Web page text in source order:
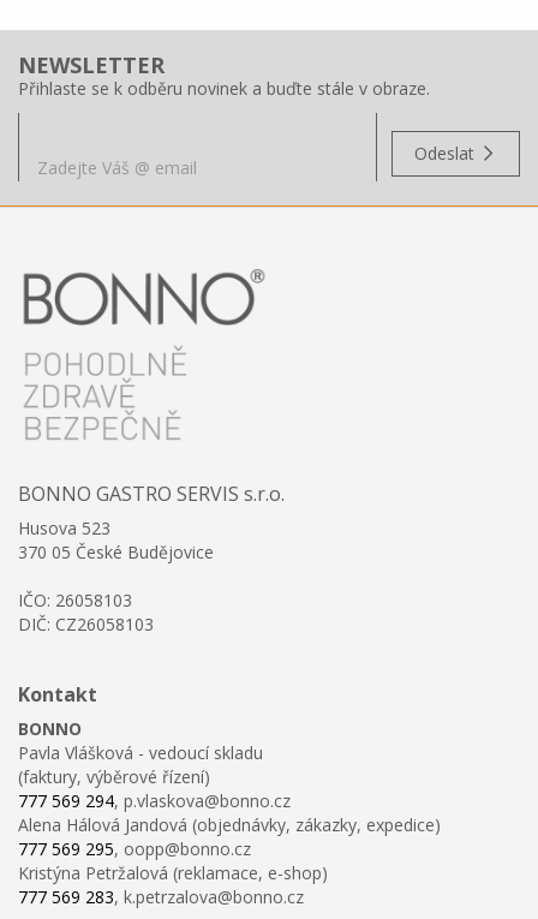
NEWSLETTER
Přihlaste se k odběru novinek a buďte stále v obraze.
Odeslat
BONNO GASTRO SERVIS s.r.o.
Husova 523
370 05 České Budějovice
IČO: 26058103
DIČ: CZ26058103
Kontakt
BONNO
Pavla Vlášková - vedoucí skladu
(faktury, výběrové řízení)
777 569 294, p.vlaskova@bonno.cz
Alena Hálová Jandová (objednávky, zákazky, expedice)
777 569 295, oopp@bonno.cz
Kristýna Petržalová (reklamace, e-shop)
777 569 283, k.petrzalova@bonno.cz